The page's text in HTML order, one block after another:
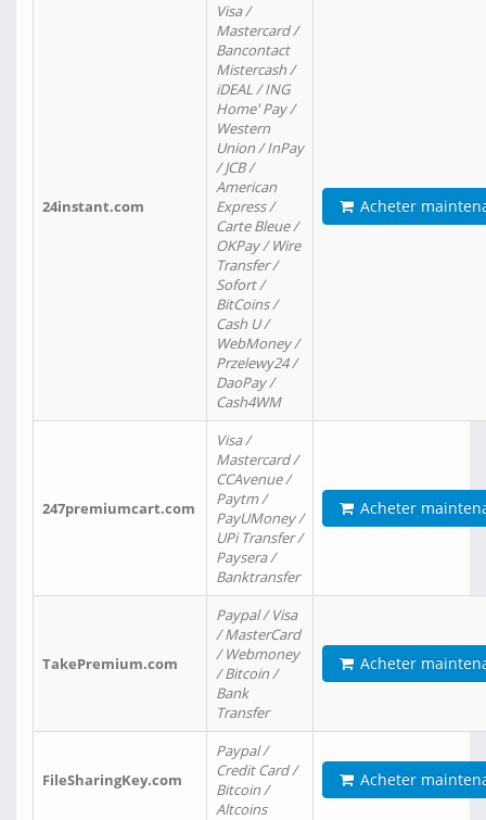
24instant.com
Visa /
Mastercard /
Bancontact
Mistercash /
iDEAL / ING
Home' Pay /
Western
Union / InPay
/ JCB /
American
Express /
Carte Bleue /
OKPay / Wire
Transfer /
Sofort /
BitCoins /
Cash U /
WebMoney /
Przelewy24 /
DaoPay /
Cash4WM
Acheter
247premiumcart.com
Visa /
Mastercard /
CCAvenue /
Paytm /
PayUMoney /
UPi Transfer /
Paysera /
Banktransfer
Acheter
TakePremium.com
Paypal / Visa
/ MasterCard
/ Webmoney
/ Bitcoin /
Bank
Transfer
Acheter
FileSharingKey.com
Paypal /
Credit Card /
Bitcoin /
Altcoins
Acheter